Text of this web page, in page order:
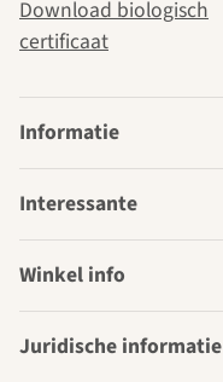
Download biologisch
certificaat
Informatie
Interessante
Winkel info
Juridische informatie